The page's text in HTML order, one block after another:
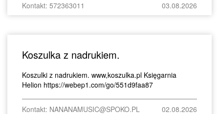
Kontakt: 572363011 03.08.2026
Koszulka z nadrukiem.
Koszulki z nadrukiem. www,koszulka.pl Księgarnia
Helion https://webep1.com/go/551d9faa87
Kontakt: NANANAMUSIC@SPOKO.PL 02.08.2026